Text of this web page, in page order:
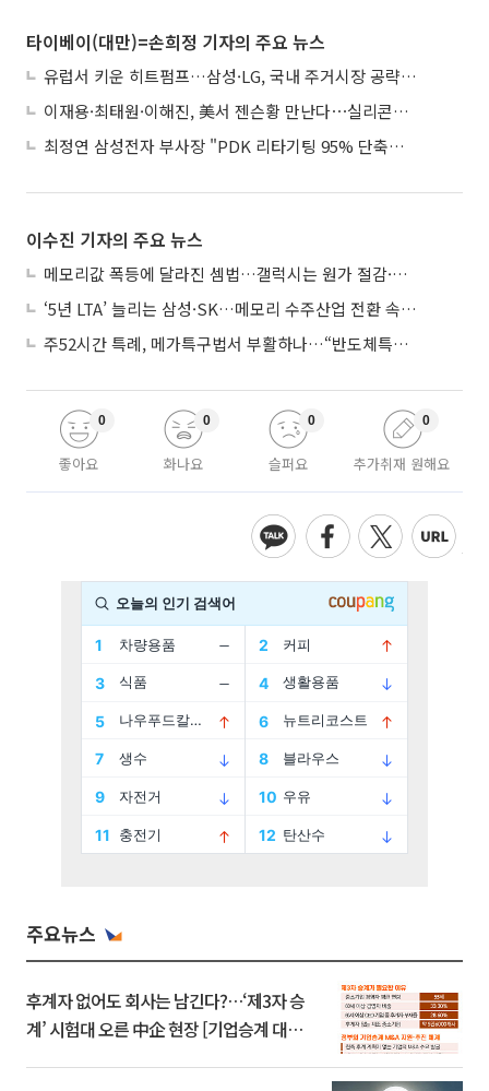
타이베이(대만)=손희정 기자의 주요 뉴스
유럽서 키운 히트펌프…삼성·LG, 국내 주거시장 공략 ‘속도’
이재용·최태원·이해진, 美서 젠슨황 만난다⋯실리콘밸리 집결하는 AI리더
최정연 삼성전자 부사장 "PDK 리타기팅 95% 단축…에이전트 AI 시범 활용"
이수진 기자의 주요 뉴스
메모리값 폭등에 달라진 셈법…갤럭시는 원가 절감·아이폰은 서비스 확대
‘5년 LTA’ 늘리는 삼성·SK…메모리 수주산업 전환 속 다른 셈법
주52시간 특례, 메가특구법서 부활하나…“반도체특별법 담겨야”
좋아요
0
화나요
0
슬퍼요
0
추가취재 원해요
0
주요뉴스
후계자 없어도 회사는 남긴다?…‘제3자 승
계’ 시험대 오른 中企 현장 [기업승계 대전